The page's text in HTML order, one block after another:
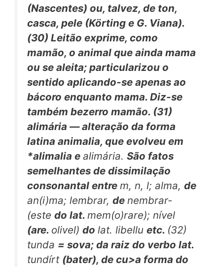
(Nascentes) ou, talvez, de ton,
casca, pele (Körting e G. Viana).
(30) Leitão exprime, como
mamão, o animal que ainda mama
ou se aleita; particularizou o
sentido aplicando-se apenas ao
bácoro enquanto mama. Diz-se
também bezerro mamão. (31)
alimária — alteração da forma
latina animalia, que evolveu em
*alimalia e alimária. São fatos
semelhantes de dissimilação
consonantal entre m, n, l; alma, de
an(i)ma; lembrar, de nembrar-
(este do lat. mem(o)rare); nível
(are. olivel) do lat. libellu etc. (32)
tunda = sova; da raiz do verbo lat.
tundírt (bater), de cu>a forma do